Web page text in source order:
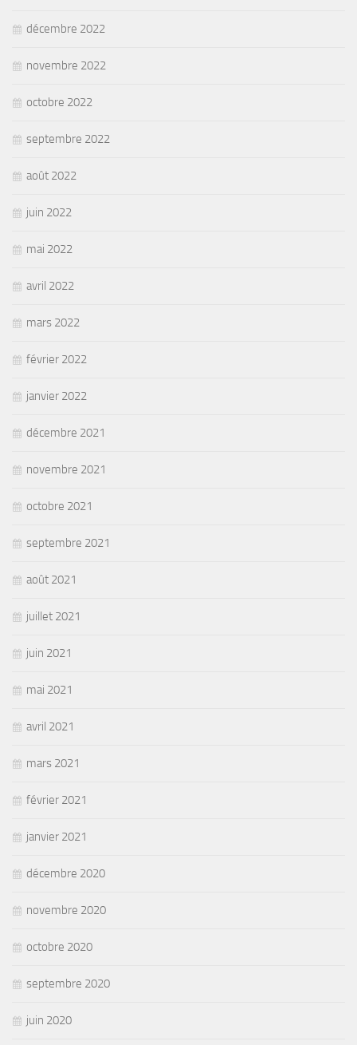
décembre 2022
novembre 2022
octobre 2022
septembre 2022
août 2022
juin 2022
mai 2022
avril 2022
mars 2022
février 2022
janvier 2022
décembre 2021
novembre 2021
octobre 2021
septembre 2021
août 2021
juillet 2021
juin 2021
mai 2021
avril 2021
mars 2021
février 2021
janvier 2021
décembre 2020
novembre 2020
octobre 2020
septembre 2020
juin 2020